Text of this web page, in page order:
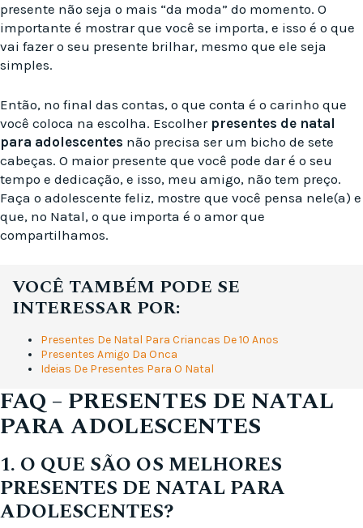
presente não seja o mais “da moda” do momento. O
importante é mostrar que você se importa, e isso é o que
vai fazer o seu presente brilhar, mesmo que ele seja
simples.
Então, no final das contas, o que conta é o carinho que
você coloca na escolha. Escolher presentes de natal
para adolescentes não precisa ser um bicho de sete
cabeças. O maior presente que você pode dar é o seu
tempo e dedicação, e isso, meu amigo, não tem preço.
Faça o adolescente feliz, mostre que você pensa nele(a) e
que, no Natal, o que importa é o amor que
compartilhamos.
VOCÊ TAMBÉM PODE SE
INTERESSAR POR:
Presentes De Natal Para Criancas De 10 Anos
Presentes Amigo Da Onca
Ideias De Presentes Para O Natal
FAQ – PRESENTES DE NATAL
PARA ADOLESCENTES
1. O QUE SÃO OS MELHORES
PRESENTES DE NATAL PARA
ADOLESCENTES?